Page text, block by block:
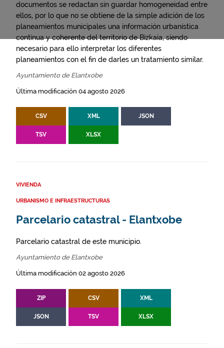
documentos se redactan sin guardar homogeneidad entre
ellos, por lo que no se obtiene de la simple adición de los
planeamientos municipales una información urbanística
continua y coherente del territorio de Bizkaia, siendo
necesario para ello interpretar los diferentes
planeamientos con el fin de darles un tratamiento similar.
Ayuntamiento de Elantxobe
Última modificación 04 agosto 2026
CSV XML JSON
TSV XLSX
VIVIENDA
URBANISMO E INFRAESTRUCTURAS
Parcelario catastral - Elantxobe
Parcelario catastral de este municipio.
Ayuntamiento de Elantxobe
Última modificación 02 agosto 2026
ZIP CSV XML
JSON TSV XLSX